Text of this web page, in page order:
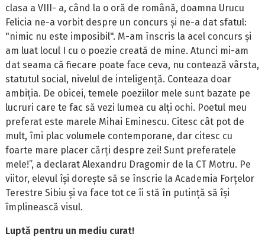
clasa a VIII- a, când la o oră de română, doamna Urucu
Felicia ne-a vorbit despre un concurs și ne-a dat sfatul:
"nimic nu este imposibil". M-am înscris la acel concurs și
am luat locul I cu o poezie creată de mine. Atunci mi-am
dat seama că fiecare poate face ceva, nu contează vârsta,
statutul social, nivelul de inteligență. Conteaza doar
ambiția. De obicei, temele poeziilor mele sunt bazate pe
lucruri care te fac să vezi lumea cu alți ochi. Poetul meu
preferat este marele Mihai Eminescu. Citesc cât pot de
mult, îmi plac volumele contemporane, dar citesc cu
foarte mare placer cărți despre zei! Sunt preferatele
mele!”, a declarat Alexandru Dragomir de la CT Motru. Pe
viitor, elevul își dorește să se înscrie la Academia Forțelor
Terestre Sibiu și va face tot ce îi stă în putință să își
împlinească visul.
Luptă pentru un mediu curat!